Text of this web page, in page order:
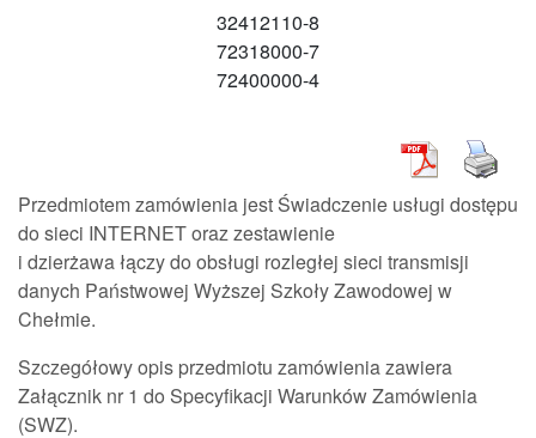
32412110-8
72318000-7
72400000-4
Przedmiotem zamówienia jest Świadczenie usługi dostępu
do sieci INTERNET oraz zestawienie
i dzierżawa łączy do obsługi rozległej sieci transmisji
danych Państwowej Wyższej Szkoły Zawodowej w
Chełmie.
Szczegółowy opis przedmiotu zamówienia zawiera
Załącznik nr 1 do Specyfikacji Warunków Zamówienia
(SWZ).